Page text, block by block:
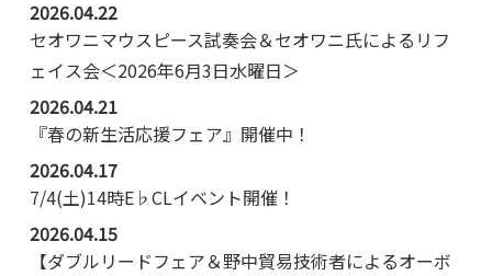
2026.04.22
セオワニマウスピース試奏会＆セオワニ氏によるリフ
ェイス会＜2026年6月3日水曜日＞
2026.04.21
『春の新生活応援フェア』開催中！
2026.04.17
7/4(土)14時E♭CLイベント開催！
2026.04.15
【ダブルリードフェア＆野中貿易技術者によるオーボ